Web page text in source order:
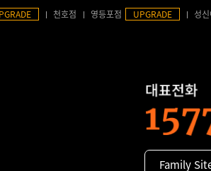
천호점 영등포점 UPGRADE 성
Family